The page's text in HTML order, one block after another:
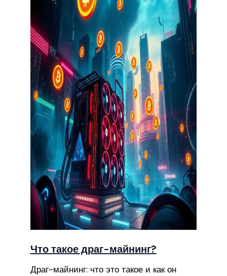
Что такое драг-майнинг?
Драг-майнинг: что это такое и как он